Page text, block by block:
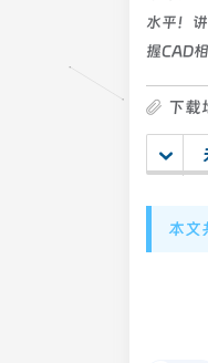
水平！
握CAD
下载
本文